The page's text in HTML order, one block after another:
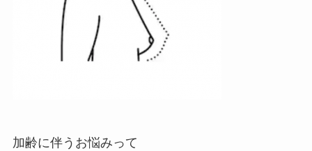
加齢に伴うお悩みって